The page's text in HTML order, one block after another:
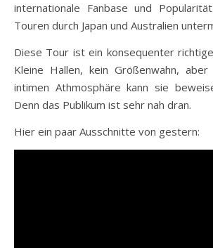
internationale Fanbase und
Touren durch Japan und Australien
Diese Tour ist ein konsequenter
Kleine Hallen, kein Größenwahn,
intimen Athmosphäre kann sie
Denn das Publikum ist sehr nah dran.
Hier ein paar Ausschnitte von gestern: